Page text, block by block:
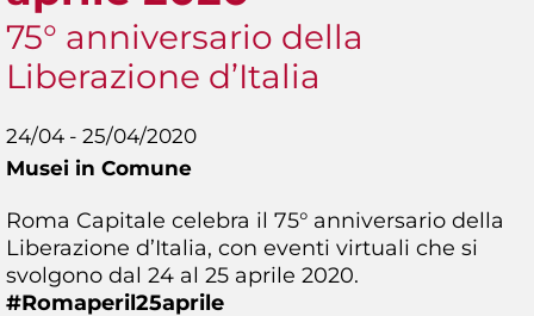
75° anniversario della
Liberazione d’Italia
24/04 - 25/04/2020
Musei in Comune
Roma Capitale celebra il 75° anniversario della
Liberazione d’Italia, con eventi virtuali che si
svolgono dal 24 al 25 aprile 2020.
#Romaperil25aprile